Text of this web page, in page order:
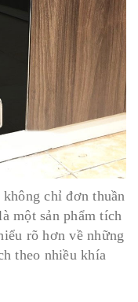
chỉ đơn thuần
một sản phẩm tích
rõ hơn về những
theo nhiều khía